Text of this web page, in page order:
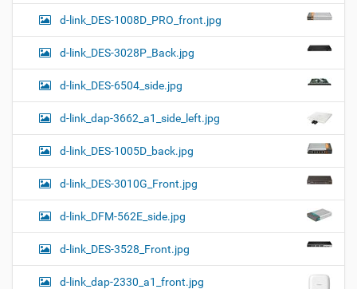
d-link_DES-1008D_PRO_front.jpg
d-link_DES-3028P_Back.jpg
d-link_DES-6504_side.jpg
d-link_dap-3662_a1_side_left.jpg
d-link_DES-1005D_back.jpg
d-link_DES-3010G_Front.jpg
d-link_DFM-562E_side.jpg
d-link_DES-3528_Front.jpg
d-link_dap-2330_a1_front.jpg